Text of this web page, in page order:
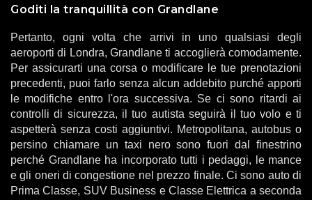
Goditi la tranquillità con Grandlane
Pertanto, ogni volta che arrivi in ​​uno qualsiasi degli
aeroporti di Londra, Grandlane ti accoglierà comodamente.
Per assicurarti una corsa o modificare le tue prenotazioni
precedenti, puoi farlo senza alcun addebito purché apporti
le modifiche entro l'ora successiva. Se ci sono ritardi ai
controlli di sicurezza, il tuo autista seguirà il tuo volo e ti
aspetterà senza costi aggiuntivi. Metropolitana, autobus o
persino chiamare un taxi nero sono fuori dal finestrino
perché Grandlane ha incorporato tutti i pedaggi, le mance
e gli oneri di congestione nel prezzo finale. Ci sono auto di
Prima Classe, SUV Business e Classe Elettrica a seconda